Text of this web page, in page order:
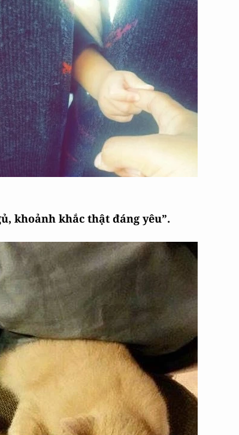
khoảnh khắc thật đáng yêu”.